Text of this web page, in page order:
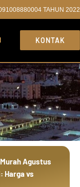
TAHUN 2022
KONTAK
Agustus
Harga vs